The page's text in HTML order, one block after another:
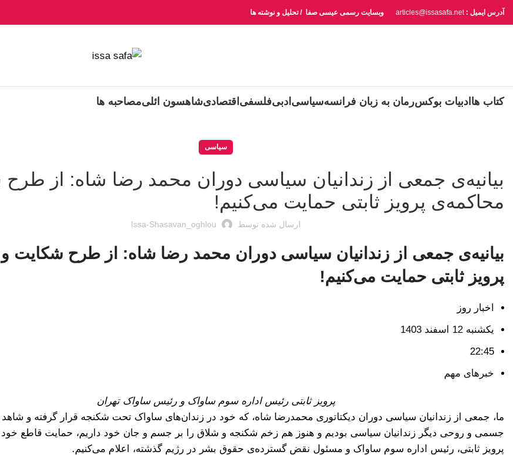
آدرس ایمیل : articles@issasafa.net وبسایت رسمی عیسی صفا / تحلیل و نوشته ها
کتاب ها ادبیات بوکسرمان به زبان فرانسهسیاسی ادبیفلسفی اقتصادیشاهسون ائلیمصاحبه ها
سیاسی
بیانیه‌ی جمعی از زندانیان سیاسی دوران محمد رضا شاه: از
محاکمه‌ی پرویز ثابتی حمایت می‌کنیم!
ارسال شده توسط Issa-Shasavan_oghlou
بیانیه‌ی جمعی از زندانیان سیاسی دوران محمد رضا شاه: از طرح شکایت
پرویز ثابتی حمایت می‌کنیم!
اخبار روز
یکشنبه 12 اسفند 1403
22:45
خبرهای مهم
پرویز ثابتی رئیس اداره سوم ساواک و رئیس ساواک تهران
ما، جمعی از زندانیان سیاسی دوران دیکتاتوری محمدرضا شاه، که خود در زندان‌های ساواک تحت شکنجه قرار گرفته و
جسمی و روحی دیگر زندانیان سیاسی بودیم و هنوز هم زخم شکنجه و شلاق را بر جسم و جان خود داریم، حمایت قاطع خود
پرویز ثابتی، رئیس اداره سوم ساواک و مسئول نقض گسترده‌ی حقوق بشر در رژیم گذشته، اعلام می‌کنیم.